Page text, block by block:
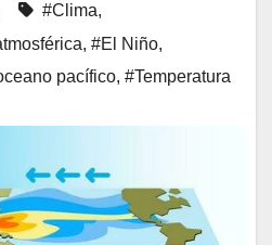
#Clima,
, #El Niño,
pacífico, #Temperatura